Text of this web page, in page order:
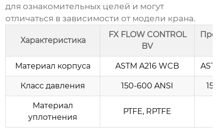
для ознакомительных целей и могут
отличаться в зависимости от модели крана.
Характеристика
FX FLOW CONTROL
BV
Материал корпуса ASTM A216 WCB
Класс давления 150-600 ANSI
Материал
уплотнения
PTFE, RPTFE